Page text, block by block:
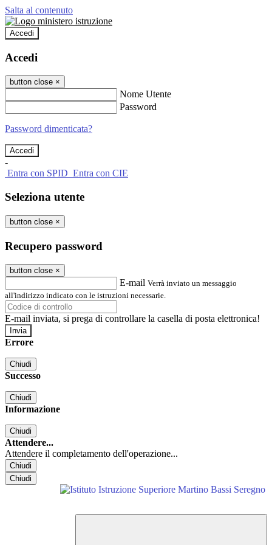
Salta al contenuto
Accedi
Accedi
button close ×
Nome Utente
Password
Password dimenticata?
-
Entra con SPID Entra con CIE
Seleziona utente
button close ×
Recupero password
button close ×
E-mail Verrà inviato un messaggio
all'indirizzo indicato con le istruzioni necessarie.
E-mail inviata, si prega di controllare la casella di posta elettronica!
Errore
Chiudi
Successo
Chiudi
Informazione
Chiudi
Attendere...
Attendere il completamento dell'operazione...
Chiudi
Chiudi